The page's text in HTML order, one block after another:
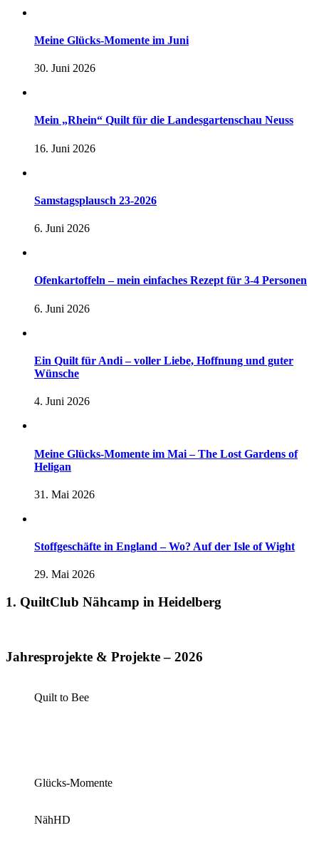
Meine Glücks-Momente im Juni
30. Juni 2026
Mein „Rhein“ Quilt für die Landesgartenschau Neuss
16. Juni 2026
Samstagsplausch 23-2026
6. Juni 2026
Ofenkartoffeln – mein einfaches Rezept für 3-4 Personen
6. Juni 2026
Ein Quilt für Andi – voller Liebe, Hoffnung und guter
Wünsche
4. Juni 2026
Meine Glücks-Momente im Mai – The Lost Gardens of
Heligan
31. Mai 2026
Stoffgeschäfte in England – Wo? Auf der Isle of Wight
29. Mai 2026
1. QuiltClub Nähcamp in Heidelberg
Jahresprojekte & Projekte – 2026
Quilt to Bee
Glücks-Momente
NähHD